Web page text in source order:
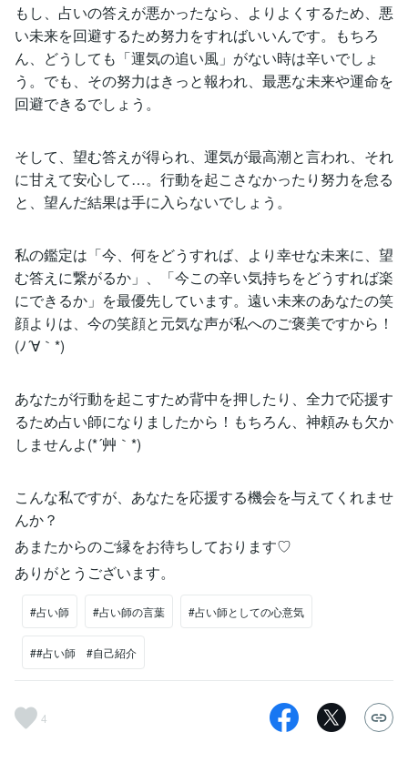
もし、占いの答えが悪かったなら、よりよくするため、悪
い未来を回避するため努力をすればいいんです。もちろ
ん、どうしても「運気の追い風」がない時は辛いでしょ
う。でも、その努力はきっと報われ、最悪な未来や運命を
回避できるでしょう。
そして、望む答えが得られ、運気が最高潮と言われ、それ
に甘えて安心して…。行動を起こさなかったり努力を怠る
と、望んだ結果は手に入らないでしょう。
私の鑑定は「今、何をどうすれば、より幸せな未来に、望
む答えに繋がるか」、「今この辛い気持ちをどうすれば楽
にできるか」を最優先しています。遠い未来のあなたの笑
顔よりは、今の笑顔と元気な声が私へのご褒美ですから！
(ﾉ´∀｀*)
あなたが行動を起こすため背中を押したり、全力で応援す
るため占い師になりましたから！もちろん、神頼みも欠か
しませんよ(*´艸｀*)
こんな私ですが、あなたを応援する機会を与えてくれませ
んか？
あまたからのご縁をお待ちしております♡
ありがとうございます。
#占い師 #占い師の言葉 #占い師としての心意気
##占い師 #自己紹介
4